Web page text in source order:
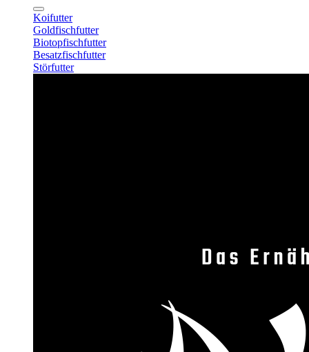
Koifutter
Goldfischfutter
Biotopfischfutter
Besatzfischfutter
Störfutter